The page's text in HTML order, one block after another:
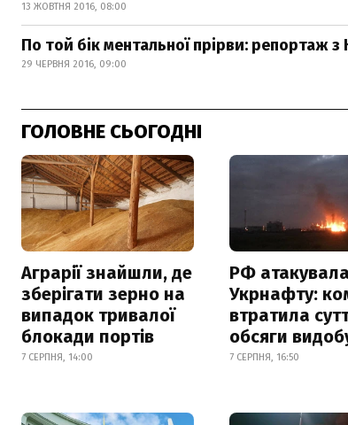
13 ЖОВТНЯ 2016, 08:00
По той бік ментальної прірви: репортаж з
29 ЧЕРВНЯ 2016, 09:00
ГОЛОВНЕ СЬОГОДНІ
Аграрії знайшли, де
зберігати зерно на
випадок тривалої
блокади портів
7 СЕРПНЯ, 14:00
РФ атакувала
Укрнафту:
втратила
обсяги
7 СЕРПНЯ, 16:50